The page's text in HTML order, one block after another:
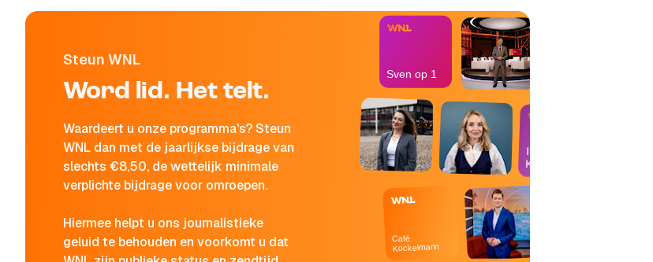
Steun WNL
Word lid. Het telt.
Waardeert u onze programma's? Steun
WNL dan met de jaarlijkse bijdrage van
slechts €8,50, de wettelijk minimale
verplichte bijdrage voor omroepen.
Hiermee helpt u ons journalistieke
geluid te behouden en voorkomt u dat
Café
Kockelmann
In de
Kantine
Sven op 1